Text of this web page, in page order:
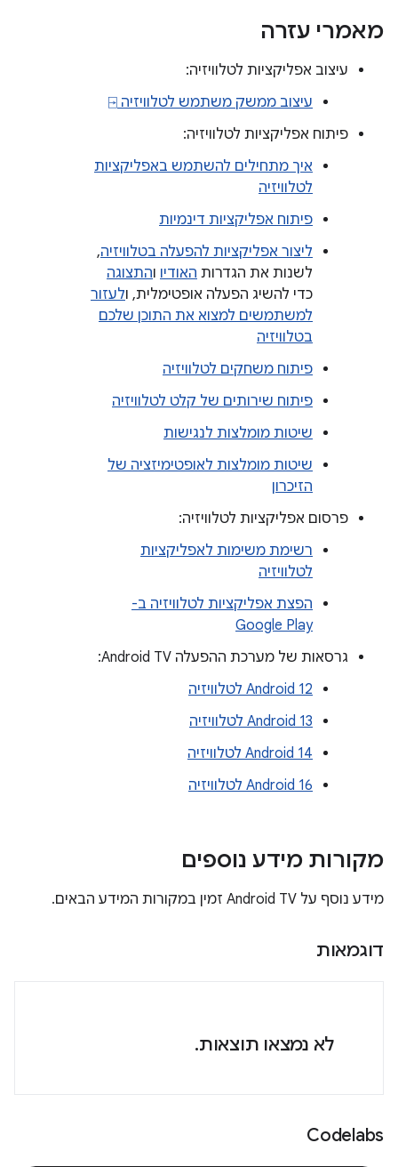
מאמרי עזרה
עיצוב אפליקציות לטלוויזיה:
עיצוב ממשק משתמש לטלוויזיה ⍈
פיתוח אפליקציות לטלוויזיה:
איך מתחילים להשתמש באפליקציות
לטלוויזיה
פיתוח אפליקציות דינמיות
ליצור אפליקציות להפעלה בטלוויזיה,
לשנות את הגדרות האודיו והתצוגה
כדי להשיג הפעלה אופטימלית, ולעזור
למשתמשים למצוא את התוכן שלכם
בטלוויזיה
פיתוח משחקים לטלוויזיה
פיתוח שירותים של קלט לטלוויזיה
שיטות מומלצות לנגישות
שיטות מומלצות לאופטימיזציה של
הזיכרון
פרסום אפליקציות לטלוויזיה:
רשימת משימות לאפליקציות
לטלוויזיה
הפצת אפליקציות לטלוויזיה ב-
Google Play
גרסאות של מערכת ההפעלה Android TV:
Android 12 לטלוויזיה
Android 13 לטלוויזיה
Android 14 לטלוויזיה
Android 16 לטלוויזיה
מקורות מידע נוספים
מידע נוסף על Android TV זמין במקורות המידע הבאים.
דוגמאות
לא נמצאו תוצאות.
Codelabs